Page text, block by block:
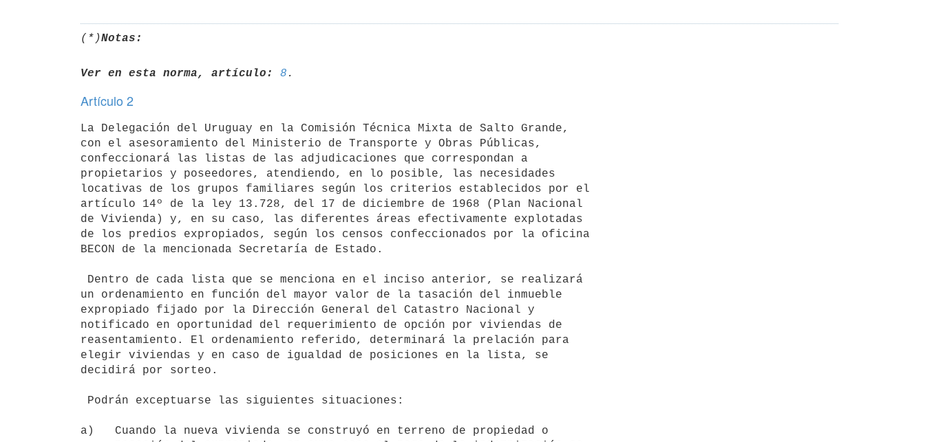
(*)Notas:
Ver en esta norma, artículo: 8
Artículo 2
La Delegación del Uruguay en la Comisión Técnica Mixta de Salto Grande,
con el asesoramiento del Ministerio de Transporte y Obras Públicas,
confeccionará las listas de las adjudicaciones que correspondan a
propietarios y poseedores, atendiendo, en lo posible, las necesidades
locativas de los grupos familiares según los criterios establecidos por el
artículo 14º de la ley 13.728, del 17 de diciembre de 1968 (Plan Nacional
de Vivienda) y, en su caso, las diferentes áreas efectivamente explotadas
de los predios expropiados, según los censos confeccionados por la oficina
BECON de la mencionada Secretaría de Estado.
un ordenamiento en función del mayor valor de la tasación del inmueble
expropiado fijado por la Dirección General del Catastro Nacional y
notificado en oportunidad del requerimiento de opción por viviendas de
reasentamiento. El ordenamiento referido, determinará la prelación para
elegir viviendas y en caso de igualdad de posiciones en la lista, se
decidirá por sorteo.
a)   Cuando la nueva vivienda se construyó en terreno de propiedad o